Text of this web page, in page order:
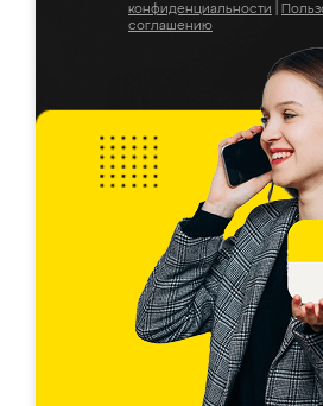
конфиденциальности
соглашению